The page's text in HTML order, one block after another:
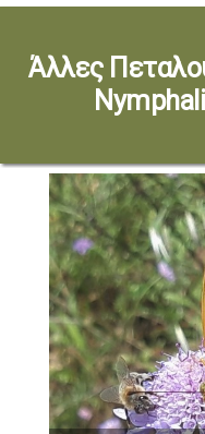
Άλλες